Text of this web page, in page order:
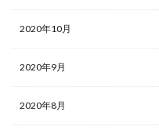
2020年10月
2020年9月
2020年8月